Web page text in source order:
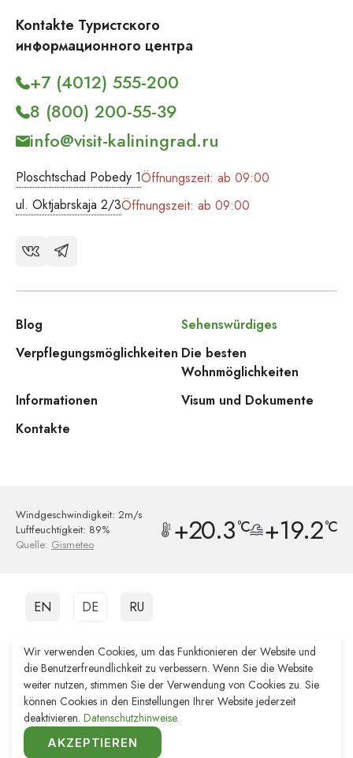
Kontakte Туристского
информационного центра
Ploschtschad Pobedy 1Öffnungszeit: ab 09:00
ul. Oktjabrskaja 2/3Öffnungszeit: ab 09:00
+7 (4012) 555-200
8 (800) 200-55-39
info@visit-kaliningrad.ru
Blog
Sehenswürdiges
Verpflegungsmöglichkeiten Die besten
Wohnmöglichkeiten
Informationen
Visum und Dokumente
Kontakte
Windgeschwindigkeit: 2m/s
Luftfeuchtigkeit: 89%
Quelle: Gismeteo +20.3°C +19.2°C
EN DE RU
© 2011–2026 TOURISTISCHES INFORMATIONSZENTRUM
Diese Ressource dient nur zu Informationszwecken. Die Verwaltung ist
nicht verantwortlich für die Qualität der von dritten Organisationen
erbrachten Dienstleistungen.
Website-Entwicklung Reshenie
Förderung der Website Remarka Agency
Wir verwenden Cookies, um das Funktionieren der Website und
die Benutzerfreundlichkeit zu verbessern. Wenn Sie die Website
weiter nutzen, stimmen Sie der Verwendung von Cookies zu. Sie
können Cookies in den Einstellungen Ihrer Website jederzeit
deaktivieren. Datenschutzhinweise.
AKZEPTIEREN